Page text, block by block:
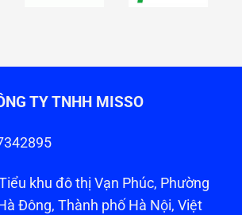
TY TNHH MISSO
khu đô thị Vạn Phúc, Phường
Đông, Thành phố Hà Nội, Việt